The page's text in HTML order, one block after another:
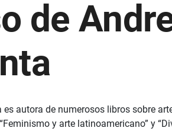
de
es autora de numerosos libros sobre
y arte latinoamericano” y